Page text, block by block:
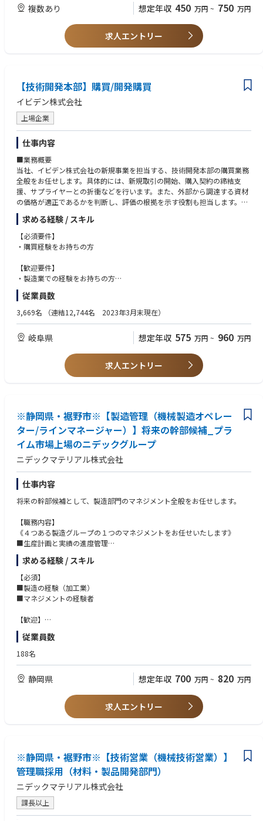
【働く環境】
①当本部は、地域金融機関事業におけるIT/OT分野を管轄するフロント本
その中で、配属組織となる第三部１Ｇは、中部地区を拠点として、スキ
ーム毎のアカウントの取り纏めを推進している部組織の役割を担っている
主に顧客先にシステムエンジニアを配置し、お客様に対して極め細やか
なサービスを提供しています。
③配属先で関わるプロジェクトは、いずれも社会、金融を支えるシステム
に関するものであり、業務を通して社会インフラを支える役割を強く感じ
ることができます。
④顧客先業務となり基本出社する勤務形態となりますが、個別状況によっ
てスポットでのリモート勤務も調整可能です。
⑤各種社内打合せやスキーム対応による出張があります。（関連部署がい
る関東地区、スキーム対応に準じた日本国内）
※上記内容は、募集開始時点の内容であり、入社後必要に応じて変更とな
る場合がございます。予めご了承ください。
・電子部品、電子機器、EMS、基板製造など製造業界での営業経験
・メーカーや開発部門及び調達部門との折衝経験
・製造工程や図面への理解がある方（なくても可）
複数あり 想定年収 450 万円 ~ 750 万円
求人エントリー
【技術開発本部】購買/開発購買
イビデン株式会社
上場企業
仕事内容
■業務概要
当社、イビデン株式会社の新規事業を担当する、技術開発本部の購買業務
全般をお任せします。具体的には、新規取引の開始、購入契約の締結支
援、サプライヤーとの折衝などを行います。また、外部から調達する資材
の価格が適正であるかを判断し、評価の根拠を示す役割も担当します。
■職務詳細
・新規取引の開始と購入契約の締結支援
・サプライヤーとの折衝業務
・仕入先選定と新規認定に必要な実務統括
・サプライチェーンマネージメントにおけるトータルコスト低減提案
■組織体制
当社の企画Gの中に購買は新たに組織され、現在5名のメンバーで構成され
ています。直近で中途入社のメンバーも2名おり、様々なバックグラウン
ドを持つメンバーと共に、購買業務を担当します。
当社は、半導体パッケージ基板・DPFの世界トップクラスのシェアを誇る
企業で、安定した経営基盤を持っています。また、年売上の5%以上を継
がら、新規事業の発展に寄与することができます。また、社員の働きやす
さを大切にし、平均的な残業時間は月20～30時間程度となっており、年次
有給休暇も年間15日程度取得しています。安定した働きやすさの中で、自
己成長と会社の成長を同時に実現できる魅力的な職場です。
求める経験 / スキル
【必須要件】
・購買経験をお持ちの方
【歓迎要件】
・製造業での経験をお持ちの方
・品質(IATFやISO)の知識ご経験がある方
・JSOX監査対応の知識ご経験がある方
・サプライヤー開拓などの経験があり、フットワーク軽く、泥臭い業務に
従業員数
3,669名 （連結12,744名 2023年3月末現在）
岐阜県 想定年収 575 万円 ~ 960 万円
求人エントリー
※静岡県・裾野市※【製造管理（機械製造オペレー
ター/ラインマネージャー）】将来の幹部候補_プラ
イム市場上場のニデックグループ
ニデックマテリアル株式会社
仕事内容
将来の幹部候補として、製造部門のマネジメント全般をお任せします。
【職務内容】
《４つある製造グループの１つのマネジメントをお任せいたします》
■生産計画と実績の進度管理
■安全、生産性、品質の改善指導
■数値管理、解析の指導
■海外/国内（裾野/富山/須賀川/中国）拠点との連携
【詳細】
数値管理に基づいた解析・レクチャー 等
組織のレベルアップを牽引する役割です。裾野（静岡）、富山、須賀川
（福島）の国内拠点、および中国拠点の司令塔として、グループ全体の製
造力を最大化させるミッションを担っていただきます。
求める経験 / スキル
【必須】
■製造の経験（加工業）
■マネジメントの経験者
【歓迎】
■工業高校卒、もしくは工学部系大卒
■冶金、金属加工の知識を有す方
従業員数
188名
静岡県 想定年収 700 万円 ~ 820 万円
求人エントリー
※静岡県・裾野市※【技術営業（機械技術営業）】
管理職採用（材料・製品開発部門）
ニデックマテリアル株式会社
課長以上